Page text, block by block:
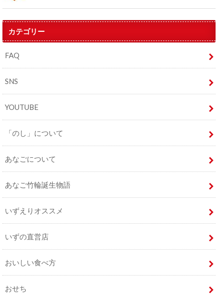
カテゴリー
FAQ
SNS
YOUTUBE
「のし」について
あなごについて
あなご竹輪誕生物語
いずえりオススメ
いずの直営店
おいしい食べ方
おせち